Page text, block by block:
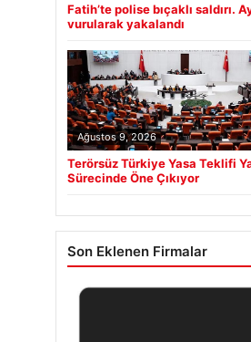
Fatih’te polise bıçaklı saldırı.
vurularak yakalandı
Ağustos 9, 2026
Terörsüz Türkiye Yasa Teklifi
Sürecinde Öne Çıkıyor
Son Eklenen Firmalar